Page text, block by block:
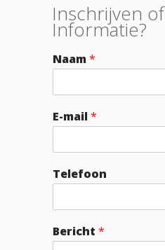
Inschrijven of
Informatie?
Naam*
E-mail*
Telefoon
Bericht *